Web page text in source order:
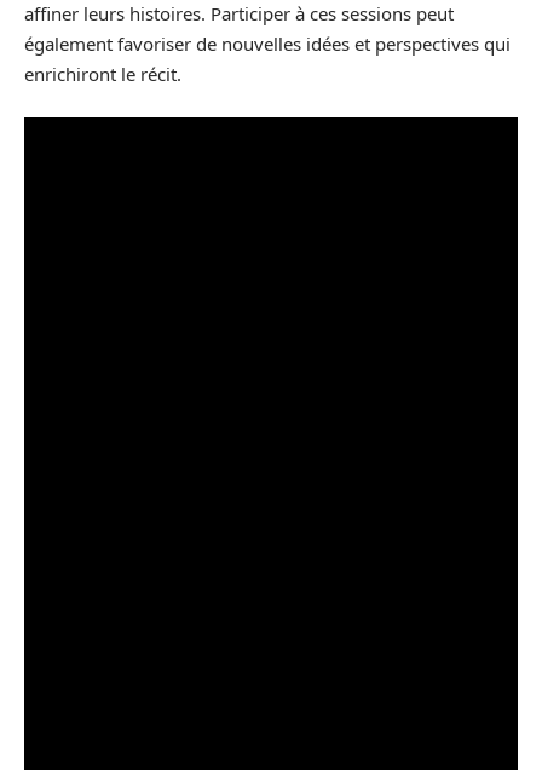
affiner leurs histoires. Participer à ces sessions peut
également favoriser de nouvelles idées et perspectives qui
enrichiront le récit.